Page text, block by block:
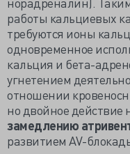
работы кальциевых
требуются ионы
одновременное
кальция и бета-
угнетением
отношении
но двойное действие
замедлению
развитием AV-